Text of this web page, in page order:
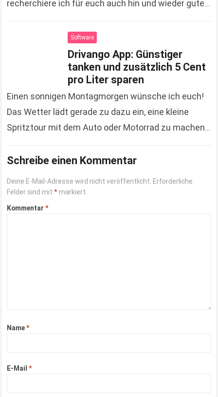
recherchiere ich für euch auch hin und wieder gute
euch heute empfehlen….
Software
Drivango App: Günstiger
tanken und zusätzlich 5 Cent
pro Liter sparen
Einen sonnigen Montagmorgen wünsche ich euch!
Das Wetter lädt gerade zu dazu ein, eine kleine
Spritztour mit dem Auto oder Motorrad zu machen.
Read more
Schreibe einen Kommentar
Deine E-Mail-Adresse wird nicht veröffentlicht. Erforderliche
Felder sind mit* markiert
Kommentar*
Name*
E-Mail*